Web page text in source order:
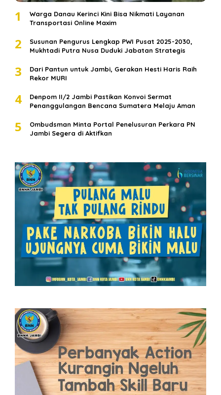
1
Warga Danau Kerinci Kini Bisa Nikmati Layanan
Transportasi Online Maxim
2
Susunan Pengurus Lengkap PWI Pusat 2025-2030,
Mukhtadi Putra Nusa Duduki Jabatan Strategis
3
Dari Pantun untuk Jambi, Gerakan Hesti Haris Raih
Rekor MURI
4
Denpom II/2 Jambi Pastikan Konvoi Sermat
Penanggulangan Bencana Sumatera Melaju Aman
5
Ombudsman Minta Portal Penelusuran Perkara PN
Jambi Segera di Aktifkan